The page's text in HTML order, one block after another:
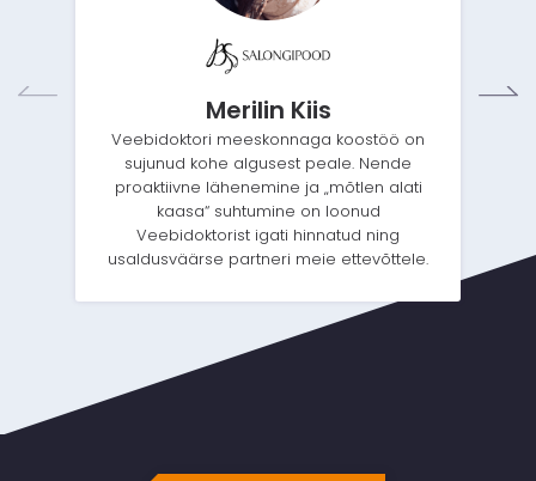
Merilin Kiis
Veebidoktori meeskonnaga koostöö on
sujunud kohe algusest peale. Nende
proaktiivne lähenemine ja „mõtlen alati
kaasa“ suhtumine on loonud
Veebidoktorist igati hinnatud ning
usaldusväärse partneri meie ettevõttele.